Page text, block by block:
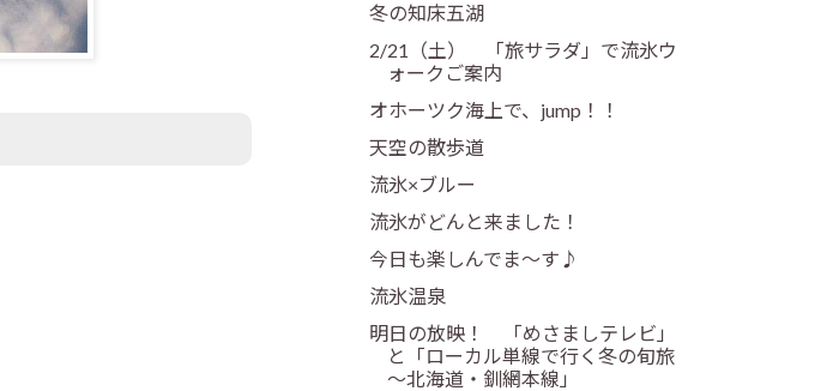
冬の知床五湖
2/21（土） 「旅サラダ」で流氷ウ
ォークご案内
オホーツク海上で、jump！！
天空の散歩道
流氷×ブルー
流氷がどんと来ました！
今日も楽しんでま～す♪
流氷温泉
明日の放映！ 「めさましテレビ」
と「ローカル単線で行く冬の旬旅
～北海道・釧網本線」